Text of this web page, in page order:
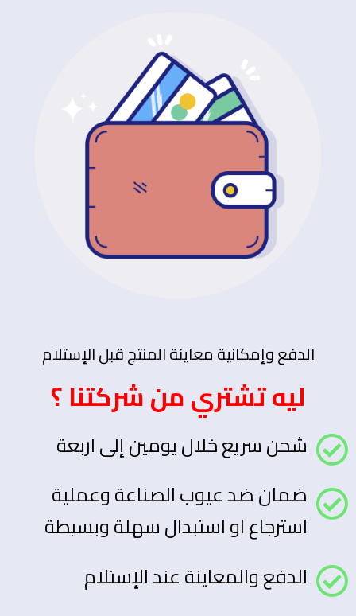
الدفع وإمكانية معاينة المنتج قبل الإستلام
ليه تشتري من شركتنا ؟
شحن سريع خلال يومين إلى اربعة
ضمان ضد عيوب الصناعة وعملية
استرجاع او استبدال سهلة وبسيطة
الدفع والمعاينة عند الإستلام